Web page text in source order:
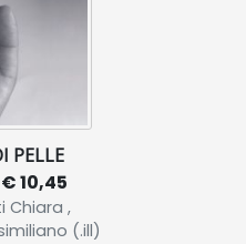
PELLE
€ 10,45
Chiara ,
(.ill)